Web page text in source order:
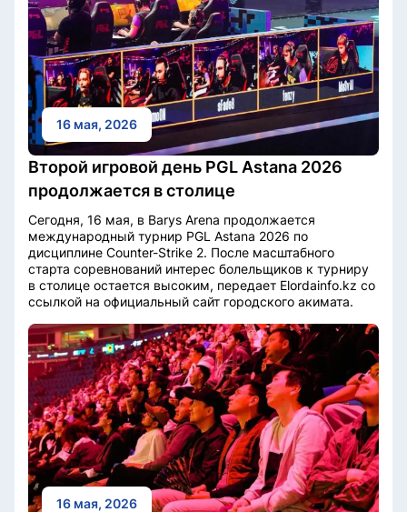
16 мая, 2026
Второй игровой день PGL Astana 2026
продолжается в столице
Сегодня, 16 мая, в Barys Arena продолжается
международный турнир PGL Astana 2026 по
дисциплине Counter-Strike 2. После масштабного
старта соревнований интерес болельщиков к турниру
в столице остается высоким, передает Elordainfo.kz со
ссылкой на официальный сайт городского акимата.
16 мая, 2026